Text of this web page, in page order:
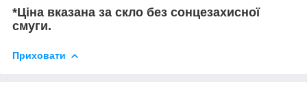
*Ціна вказана за скло без сонцезахисної
смуги.
Приховати